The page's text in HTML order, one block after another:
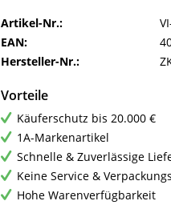
Artikel-Nr.:
EAN:
Hersteller-Nr.:
Vorteile
Käuferschutz bis 20.000 €
1A-Markenartikel
Schnelle & Zuverlässige
Keine Service &
Hohe Warenverfügbarkeit